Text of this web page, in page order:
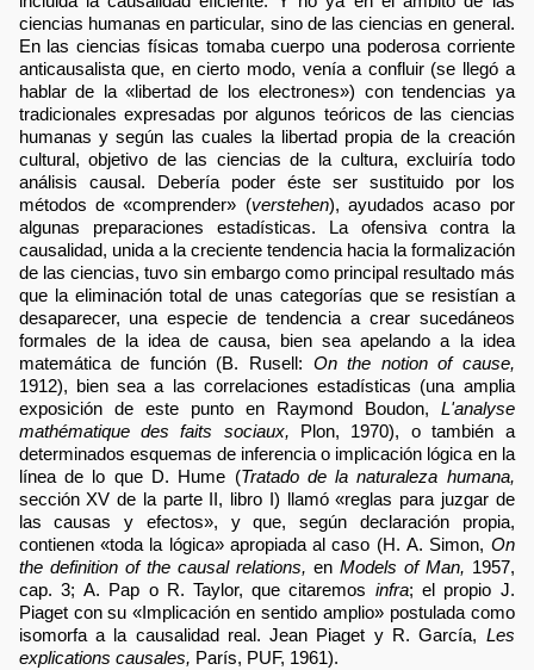
ciencias humanas en particular, sino de las ciencias en general.
En las ciencias físicas tomaba cuerpo una poderosa corriente
anticausalista que, en cierto modo, venía a confluir (se llegó a
hablar de la «libertad de los electrones») con tendencias ya
tradicionales expresadas por algunos teóricos de las ciencias
humanas y según las cuales la libertad propia de la creación
cultural, objetivo de las ciencias de la cultura, excluiría todo
análisis causal. Debería poder éste ser sustituido por los
métodos de «comprender» (verstehen), ayudados acaso por
algunas preparaciones estadísticas. La ofensiva contra la
causalidad, unida a la creciente tendencia hacia la formalización
de las ciencias, tuvo sin embargo como principal resultado más
que la eliminación total de unas categorías que se resistían a
desaparecer, una especie de tendencia a crear sucedáneos
formales de la idea de causa, bien sea apelando a la idea
matemática de función (B. Rusell: On the notion of cause,
1912), bien sea a las correlaciones estadísticas (una amplia
exposición de este punto en Raymond Boudon, L'analyse
mathématique des faits sociaux, Plon, 1970), o también a
determinados esquemas de inferencia o implicación lógica en la
línea de lo que D. Hume (Tratado de la naturaleza humana,
sección XV de la parte II, libro I) llamó «reglas para juzgar de
las causas y efectos», y que, según declaración propia,
contienen «toda la lógica» apropiada al caso (H. A. Simon, On
the definition of the causal relations, en Models of Man, 1957,
cap. 3; A. Pap o R. Taylor, que citaremos infra; el propio J.
Piaget con su «Implicación en sentido amplio» postulada como
isomorfa a la causalidad real. Jean Piaget y R. García, Les
explications causales, París, PUF, 1961).